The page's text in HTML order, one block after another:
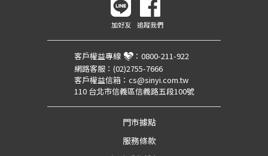
加好友 追蹤我們
客戶權益專線 ： 0800-211-922
網路客服： (02)2755-7666
客戶權益信箱： cs@sinyi.com.tw
110 台北市信義區信義路五段100號
門市據點
服務條款